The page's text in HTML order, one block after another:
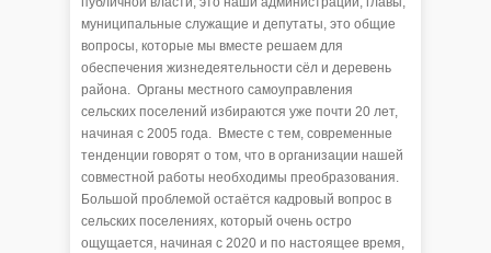
муниципальные служащие и депутаты, это общие
вопросы, которые мы вместе решаем для
обеспечения жизнедеятельности сёл и деревень
района. Органы местного самоуправления
сельских поселений избираются уже почти 20 лет,
начиная с 2005 года. Вместе с тем, современные
тенденции говорят о том, что в организации нашей
совместной работы необходимы преобразования.
Большой проблемой остаётся кадровый вопрос в
сельских поселениях, который очень остро
ощущается, начиная с 2020 и по настоящее время,